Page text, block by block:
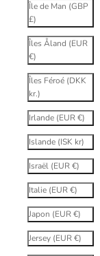
Île de Man (GBP
£)
Îles Åland (EUR
€)
Îles Féroé (DKK
kr.)
Irlande (EUR €)
Islande (ISK kr)
Israël (EUR €)
Italie (EUR €)
Japon (EUR €)
Jersey (EUR €)